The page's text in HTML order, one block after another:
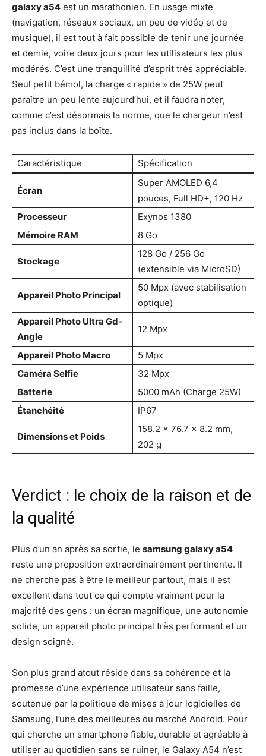
galaxy a54 est un marathonien. En usage mixte
(navigation, réseaux sociaux, un peu de vidéo et de
musique), il est tout à fait possible de tenir une journée
et demie, voire deux jours pour les utilisateurs les plus
modérés. C’est une tranquillité d’esprit très appréciable.
Seul petit bémol, la charge « rapide » de 25W peut
paraître un peu lente aujourd’hui, et il faudra noter,
comme c’est désormais la norme, que le chargeur n’est
pas inclus dans la boîte.
Caractéristique Spécification
Écran
Super AMOLED 6,4
pouces, Full HD+, 120 Hz
Processeur
Exynos 1380
Mémoire RAM
8 Go
Stockage
128 Go / 256 Go
(extensible via MicroSD)
Appareil Photo Principal
50 Mpx (avec stabilisation
optique)
Appareil Photo Ultra Gd-
Angle
12 Mpx
Appareil Photo Macro
5 Mpx
Caméra Selfie
32 Mpx
Batterie
5000 mAh (Charge 25W)
Étanchéité
IP67
Dimensions et Poids
158.2 x 76.7 x 8.2 mm,
202 g
Verdict : le choix de la raison et de
la qualité
Plus d’un an après sa sortie, le samsung galaxy a54
reste une proposition extraordinairement pertinente. Il
ne cherche pas à être le meilleur partout, mais il est
excellent dans tout ce qui compte vraiment pour la
majorité des gens : un écran magnifique, une autonomie
solide, un appareil photo principal très performant et un
design soigné.
Son plus grand atout réside dans sa cohérence et la
promesse d’une expérience utilisateur sans faille,
soutenue par la politique de mises à jour logicielles de
Samsung, l’une des meilleures du marché Android. Pour
qui cherche un smartphone fiable, durable et agréable à
utiliser au quotidien sans se ruiner, le Galaxy A54 n’est